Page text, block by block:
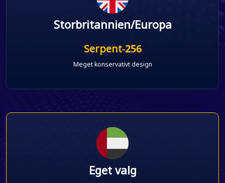
Storbritannien/Europa
Serpent-256
Meget konservativt design
Eget valg